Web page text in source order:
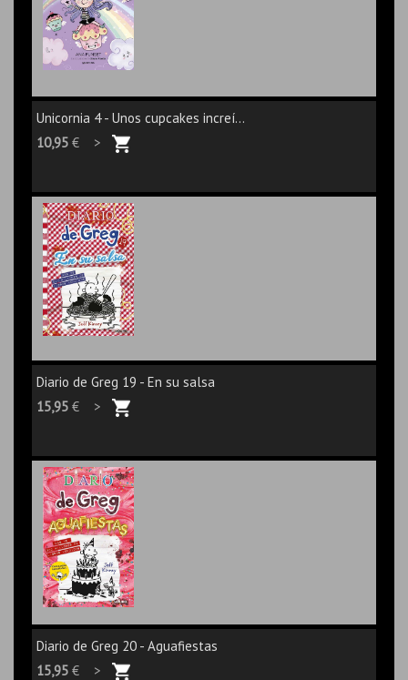
Unicornia 4 - Unos cupcakes increí...
10,95 € >
Diario de Greg 19 - En su salsa
15,95 € >
Diario de Greg 20 - Aguafiestas
15,95 € >